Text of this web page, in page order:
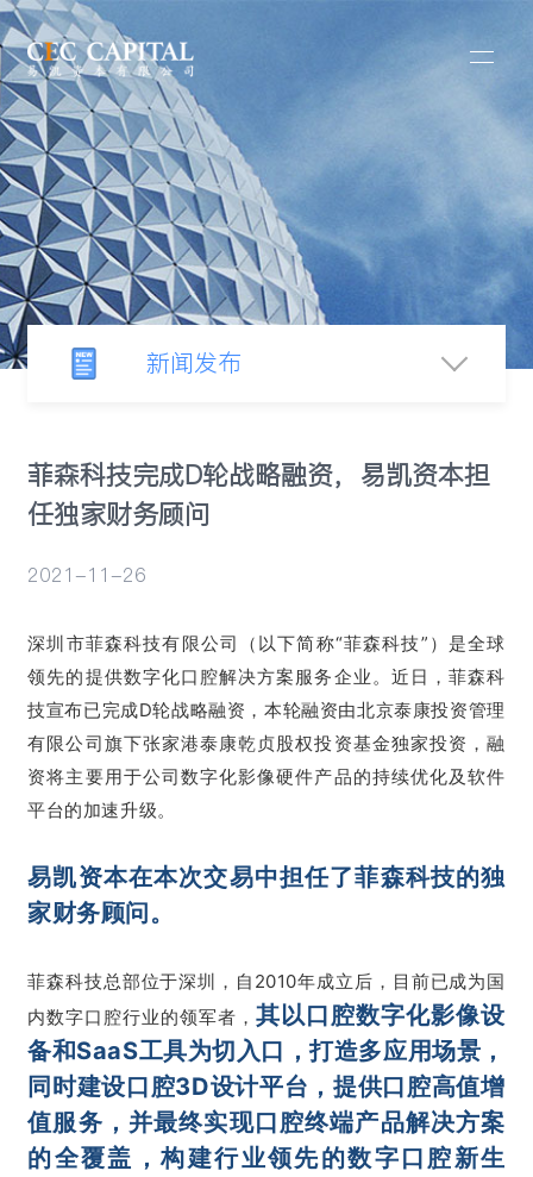
新闻发布
行业观察
菲森科技完成D轮战略融资，易凯资本担
任独家财务顾问
2021-11-26
深圳市菲森科技有限公司（以下简称“菲森科技”）是全球
领先的提供数字化口腔解决方案服务企业。近日，菲森科
技宣布已完成D轮战略融资，本轮融资由北京泰康投资管理
有限公司旗下张家港泰康乾贞股权投资基金独家投资，融
资将主要用于公司数字化影像硬件产品的持续优化及软件
平台的加速升级。
易凯资本在本次交易中担任了菲森科技的独
家财务顾问。
菲森科技总部位于深圳， 自2010年成立后， 目前已成为国
内数字口腔行业的领军者，其以口腔数字化影像设
备和SaaS工具为切入口，打造多应用场景，
同时建设口腔3D设计平台，提供口腔高值增
值服务， 并最终实现口腔终端产品解决方案
的全覆盖，构建行业领先的数字口腔新生